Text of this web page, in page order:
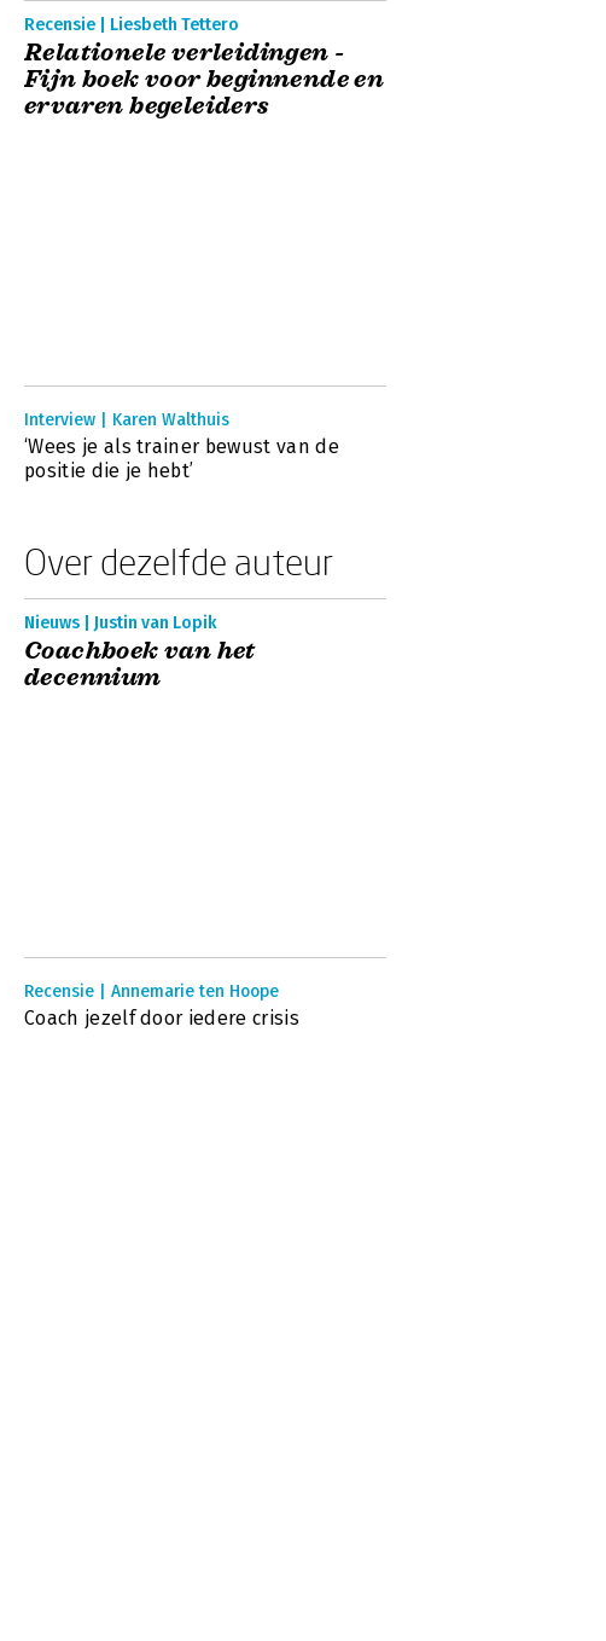
Recensie | Liesbeth Tettero
Relationele verleidingen -
Fijn boek voor beginnende en
ervaren begeleiders
Interview | Karen Walthuis
‘Wees je als trainer bewust van de
positie die je hebt’
Over dezelfde auteur
Nieuws | Justin van Lopik
Coachboek van het
decennium
Recensie | Annemarie ten Hoope
Coach jezelf door iedere crisis